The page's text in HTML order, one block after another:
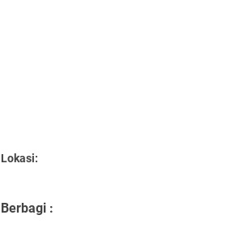
Lokasi:
Berbagi :